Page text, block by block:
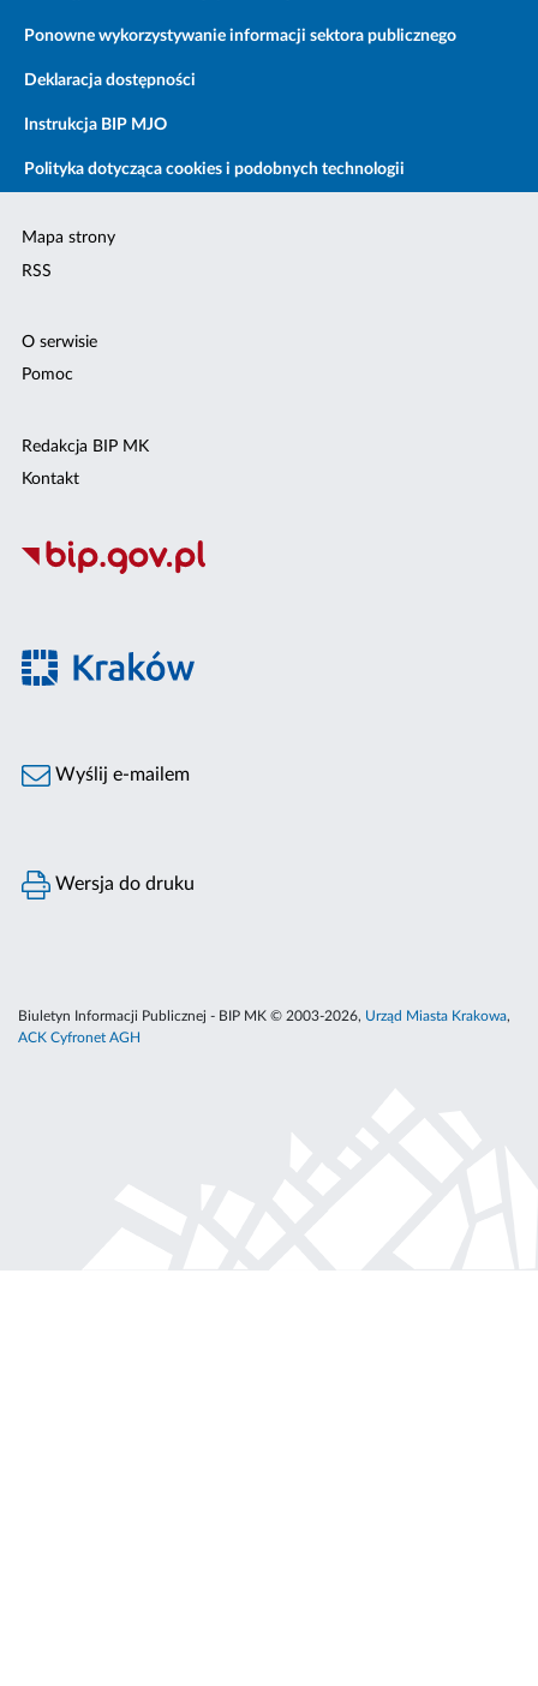
Ponowne wykorzystywanie informacji sektora publicznego
Deklaracja dostępności
Instrukcja BIP MJO
Polityka dotycząca cookies i podobnych technologii
Mapa strony
RSS
O serwisie
Pomoc
Redakcja BIP MK
Kontakt
Wyślij e-mailem
Wersja do druku
Biuletyn Informacji Publicznej - BIP MK © 2003-2026, Urząd Miasta Krakowa,
ACK Cyfronet AGH